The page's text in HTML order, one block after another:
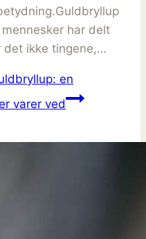
har delt
det ikke tingene,…
en
varer ved